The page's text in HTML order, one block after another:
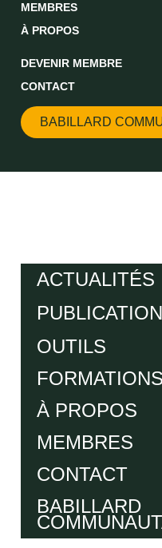
MEMBRES
À PROPOS
DEVENIR MEMBRE
CONTACT
BABILLARD
ACTUALITÉS
OUTILS
FORMATIONS
À PROPOS
MEMBRES
CONTACT
BABILLARD